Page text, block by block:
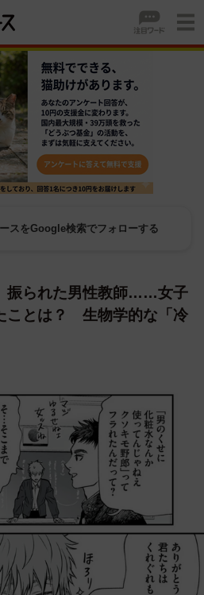
スをGoogle検索でフォローする
振られた男性教師……女子
ことは？ 生物学的な「冷